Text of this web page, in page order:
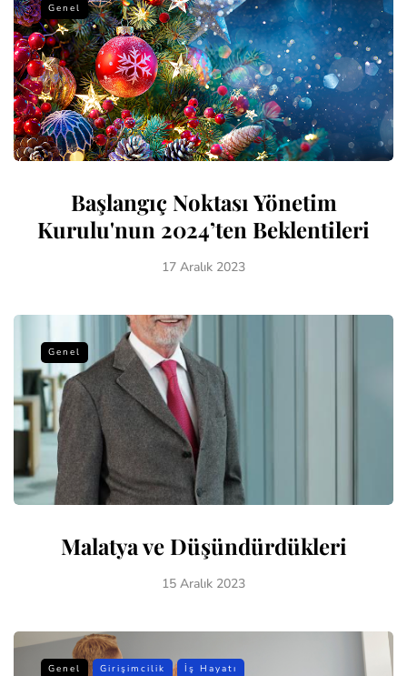
Genel
Başlangıç Noktası Yönetim
Kurulu'nun 2024’ten Beklentileri
17 Aralık 2023
Genel
Malatya ve Düşündürdükleri
15 Aralık 2023
Genel Girişimcilik İş Hayatı